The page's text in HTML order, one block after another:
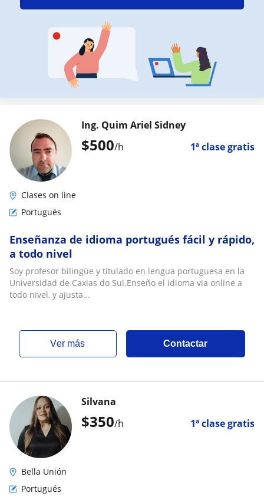
$500/h 1ª clase gratis
Ing. Quim Ariel Sidney
Clases on line
Portugués
Enseñanza de idioma portugués fácil y rápido,
a todo nivel
Soy profesor bilingüe y titulado en lengua portuguesa en la
Universidad de Caxias do Sul.Enseño el idioma via online a
todo nivel, y ajusta...
ver más Contactar
$350/h 1ª clase gratis
Silvana
Bella Unión
Portugués